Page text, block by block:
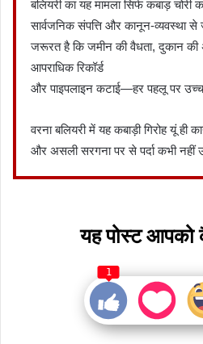
बलियरी का यह मामला सिर्फ कबाड़ चोरी
सार्वजनिक संपत्ति और कानून-व्यवस्था से
जरूरत है कि जमीन की वैधता, दुकान की
आपराधिक रिकॉर्ड
और पाइपलाइन कटाई—हर पहलू पर
वरना बलियरी में यह कबाड़ी गिरोह यूं ही
और असली सरगना पर से पर्दा कभी नहीं
यह पोस्ट आपको
1